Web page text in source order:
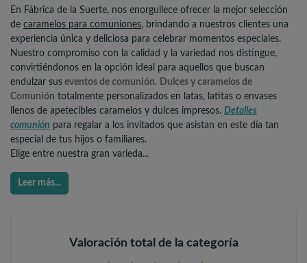
En Fábrica de la Suerte, nos enorgullece ofrecer la mejor selección
de caramelos para comuniones, brindando a nuestros clientes una
experiencia única y deliciosa para celebrar momentos especiales.
Nuestro compromiso con la calidad y la variedad nos distingue,
convirtiéndonos en la opción ideal para aquellos que buscan
endulzar sus eventos de comunión. Dulces y caramelos de
Comunión totalmente personalizados en latas, latitas o envases
llenos de apetecibles caramelos y dulces impresos. Detalles
comunión para regalar a los invitados que asistan en este día tan
especial de tus hijos o familiares.
Elige entre nuestra gran varieda...
Leer más...
Valoración total de la categoría